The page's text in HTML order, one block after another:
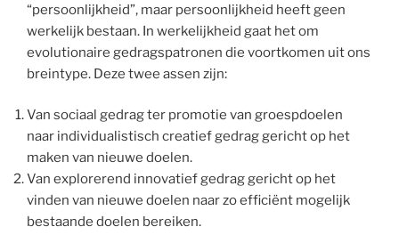
“persoonlijkheid”, maar persoonlijkheid heeft geen
werkelijk bestaan. In werkelijkheid gaat het om
evolutionaire gedragspatronen die voortkomen uit ons
breintype. Deze twee assen zijn:
Van sociaal gedrag ter promotie van groespdoelen
naar individualistisch creatief gedrag gericht op het
maken van nieuwe doelen.
Van explorerend innovatief gedrag gericht op het
vinden van nieuwe doelen naar zo efficiënt mogelijk
bestaande doelen bereiken.